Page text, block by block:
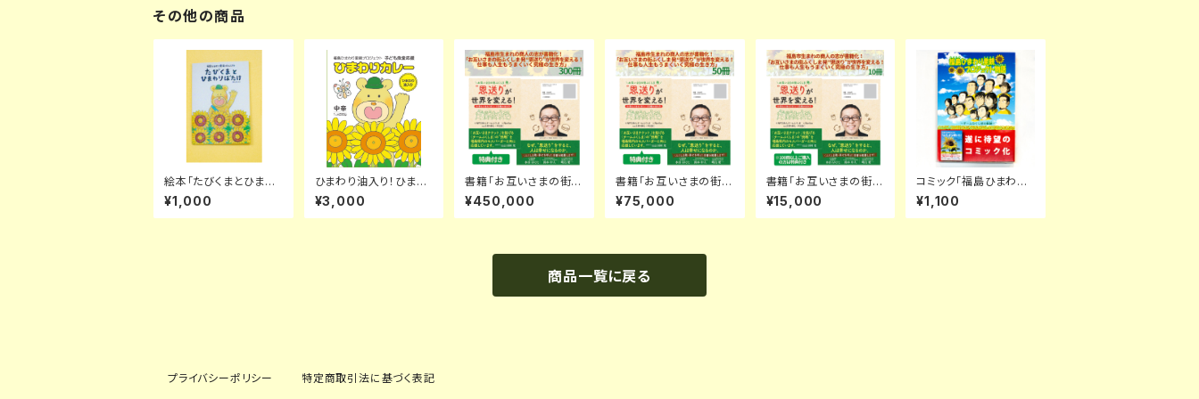
その他の商品
絵本「たびくまとひまわ
りばたけ」
¥1,000
ひまわり油入り！ひまわ
りカレー 【1セット5個】
¥3,000
書籍「お互いさまの街ふ
くしま 発 “恩送り”が世
界を変える！ 仕事も人
生もうまくいく究極の生
¥450,000
書籍「お互いさまの街ふ
くしま 発 “恩送り”が世
界を変える！ 仕事も人
生もうまくいく究極の生
¥75,000
書籍「お互いさまの街ふ
くしま 発 “恩送り”が世
界を変える！ 仕事も人
生もうまくいく究極の生
¥15,000
コミック「福島ひまわり
里親プロジェクト物語
～チームふくしまの軌跡
～」
¥1,100
商品一覧に戻る
プライバシーポリシー 特定商取引法に基づく表記